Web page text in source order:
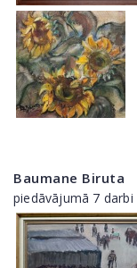
Baumane Biruta
piedāvājumā 7 darbi